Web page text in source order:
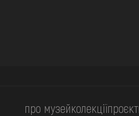
про музейколекції